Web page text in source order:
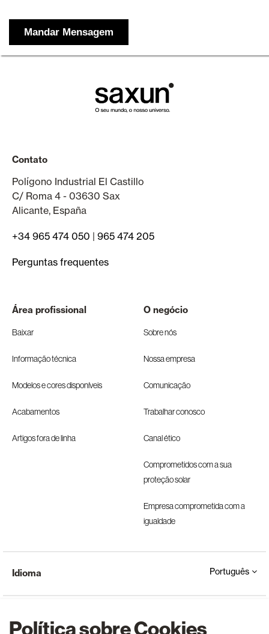
Política sobre Cookies
Contato
Polígono Industrial El Castillo
C/ Roma 4 - 03630 Sax
Alicante, España
+34 965 474 050 | 965 474 205
Perguntas frequentes
Área profissional
Baixar
Informação técnica
Modelos e cores disponíveis
Acabamentos
Artigos fora de linha
O negócio
Sobre nós
Nossa empresa
Comunicação
Trabalhar conosco
Canal ético
Comprometidos com a sua
proteção solar
Empresa comprometida com a
igualdade
Idioma Português